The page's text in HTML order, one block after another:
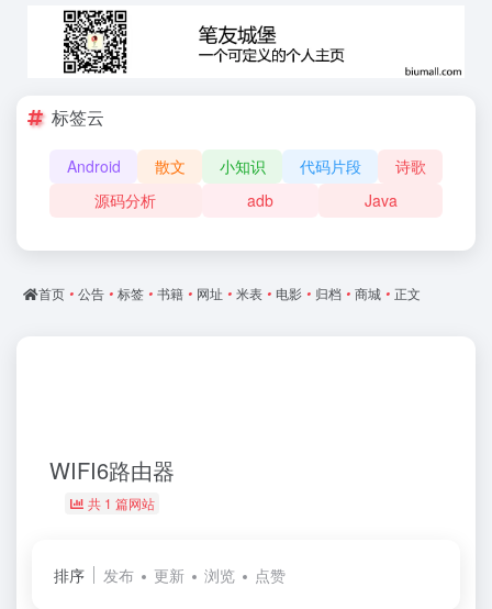
标签云
Android 散文 小知识 代码片段
诗歌
源码分析
adb Java
首页 • 公告 • 标签 • 书籍 • 网址 • 米表 • 电影 • 归档 • 商城 • 正文
WIFI6路由器
共 1 篇网站
排序 发布 更新 浏览 点赞